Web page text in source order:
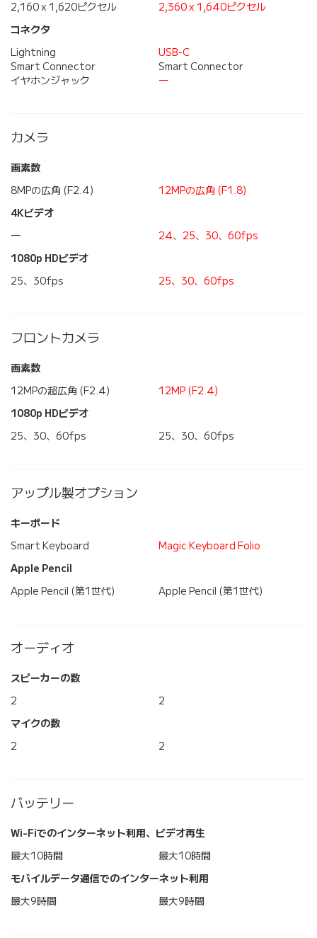
2,160 x 1,620ピクセル
2,360 x 1,640ピクセル
コネクタ
Lightning
Smart Connector
イヤホンジャック
USB-C
Smart Connector
―
カメラ
画素数
8MPの広角 (F2.4)
12MPの広角 (F1.8)
4Kビデオ
―
24、25、30、60fps
1080p HDビデオ
25、30fps
25、30、60fps
フロントカメラ
画素数
12MPの超広角 (F2.4)
12MP (F2.4)
1080p HDビデオ
25、30、60fps
25、30、60fps
アップル製オプション
キーボード
Smart Keyboard
Magic Keyboard Folio
Apple Pencil
Apple Pencil (第1世代)
Apple Pencil (第1世代)
オーディオ
スピーカーの数
2
2
マイクの数
2
2
バッテリー
Wi-Fiでのインターネット利用、ビデオ再生
最大10時間
最大10時間
モバイルデータ通信でのインターネット利用
最大9時間
最大9時間